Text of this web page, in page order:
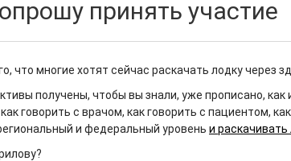
принять участие
что многие хотят сейчас раскачать лодку через
получены, чтобы вы знали, уже прописано, как
говорить с врачом, как говорить с пациентом,
и федеральный уровень и раскачивать